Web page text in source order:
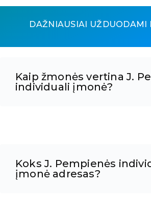
DAŽNIAUSIAI UŽDUODAMI
Kaip žmonės vertina J.
individuali įmonė?
Koks J. Pempienės
įmonė adresas?